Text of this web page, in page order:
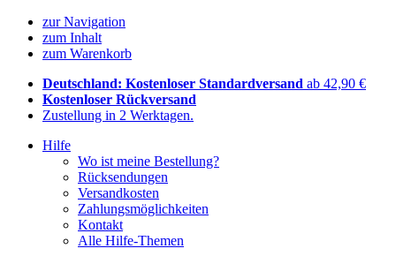
zur Navigation
zum Inhalt
zum Warenkorb
Deutschland: Kostenloser Standardversand ab 42,90 €
Kostenloser Rückversand
Zustellung in 2 Werktagen.
Hilfe
Wo ist meine Bestellung?
Rücksendungen
Versandkosten
Zahlungsmöglichkeiten
Kontakt
Alle Hilfe-Themen